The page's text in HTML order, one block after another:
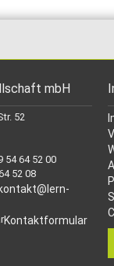
mbH
52
54 64 52 00
52 08
kontakt@lern-
Kontaktformular